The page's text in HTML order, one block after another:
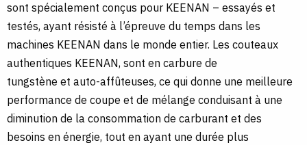
sont spécialement conçus pour KEENAN – essayés et
testés, ayant résisté à l’épreuve du temps dans les
machines KEENAN dans le monde entier. Les couteaux
authentiques KEENAN, sont en carbure de
tungstène et auto-affûteuses, ce qui donne une meilleure
performance de coupe et de mélange conduisant à une
diminution de la consommation de carburant et des
besoins en énergie, tout en ayant une durée plus